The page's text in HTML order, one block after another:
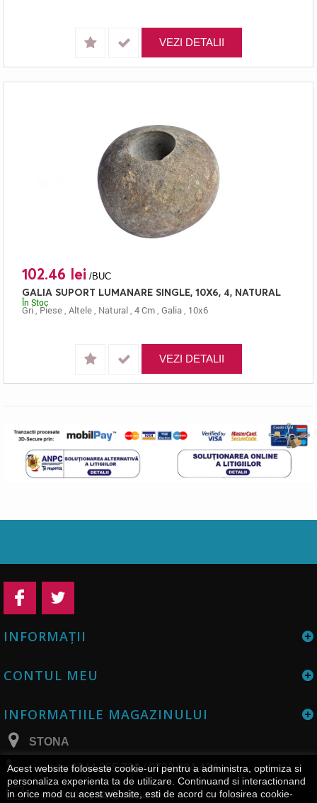
VEZI DETALII
102.46 lei /BUC
GALIA SUPORT LUMANARE SINGLE, 10X6, 4, NATURAL
Gri,Piese Altele Natural 4 Cm Galia 10x6
În Stoc
VEZI DETALII
INFORMAŢII
CONTUL MEU
INFORMATIILE MAGAZINULUI
STONA
Contact 0344 255 730 / 0732 334 434
E-mail:comenzi@stona.ro
Acest website foloseste cookie-uri pentru a administra, optimiza si
personaliza experienta ta de utilizare. Continuand si interactionand
in orice mod cu acest website, esti de acord cu folosirea cookie-